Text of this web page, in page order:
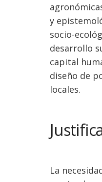
y
socio-
desarrollo
capital
diseño de
locales.
La